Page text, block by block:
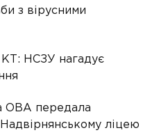
з вірусними
НСЗУ нагадує
ОВА передала
ліцею